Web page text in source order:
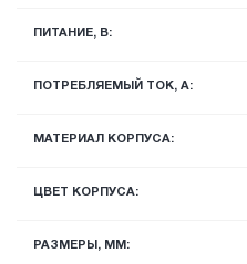
ПИТАНИЕ, В:
ПОТРЕБЛЯЕМЫЙ ТОК, А:
МАТЕРИАЛ КОРПУСА:
ЦВЕТ КОРПУСА:
РАЗМЕРЫ, ММ: